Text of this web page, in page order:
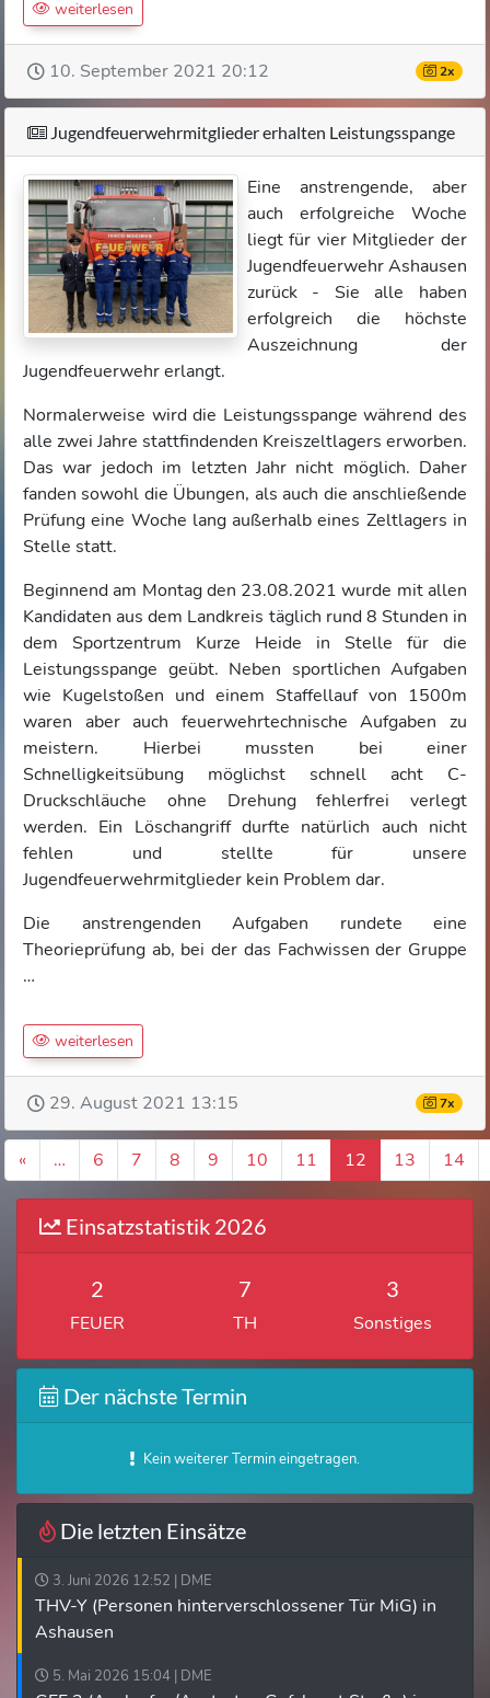
weiterlesen
10. September 2021 20:12 2x
Jugendfeuerwehrmitglieder erhalten Leistungsspange
Eine anstrengende, aber
auch erfolgreiche Woche
liegt für vier Mitglieder der
Jugendfeuerwehr Ashausen
zurück - Sie alle haben
erfolgreich die höchste
Auszeichnung der
Jugendfeuerwehr erlangt.
Normalerweise wird die Leistungsspange während des
alle zwei Jahre stattfindenden Kreiszeltlagers erworben.
Das war jedoch im letzten Jahr nicht möglich. Daher
fanden sowohl die Übungen, als auch die anschließende
Prüfung eine Woche lang außerhalb eines Zeltlagers in
Stelle statt.
Beginnend am Montag den 23.08.2021 wurde mit allen
Kandidaten aus dem Landkreis täglich rund 8 Stunden in
dem Sportzentrum Kurze Heide in Stelle für die
Leistungsspange geübt. Neben sportlichen Aufgaben
wie Kugelstoßen und einem Staffellauf von 1500m
waren aber auch feuerwehrtechnische Aufgaben zu
meistern. Hierbei mussten bei einer
Schnelligkeitsübung möglichst schnell acht C-
Druckschläuche ohne Drehung fehlerfrei verlegt
werden. Ein Löschangriff durfte natürlich auch nicht
fehlen und stellte für unsere
Jugendfeuerwehrmitglieder kein Problem dar.
Die anstrengenden Aufgaben rundete eine
Theorieprüfung ab, bei der das Fachwissen der Gruppe
…
weiterlesen
29. August 2021 13:15 7x
« … 6 7 8 9 10 11 12 13 14
Einsatzstatistik 2026
2
FEUER
7
TH
3
Sonstiges
Der nächste Termin
Kein weiterer Termin eingetragen.
Die letzten Einsätze
3. Juni 2026 12:52 | DME
THV-Y (Personen hinterverschlossener Tür MiG) in
Ashausen
5. Mai 2026 15:04 | DME